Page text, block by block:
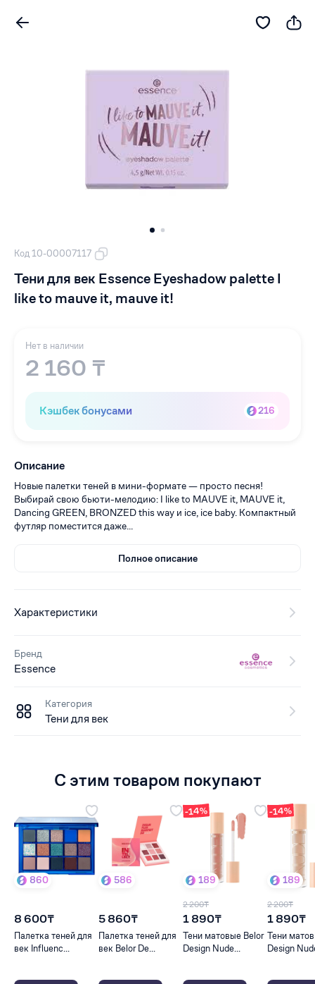
Код 10-00007117
Тени для век Essence Eyeshadow palette I
like to mauve it, mauve it!
Нет в наличии
2 160 ₸
Кэшбек бонусами 216
Описание
Новые палетки теней в мини-формате — просто песня!
Выбирай свою бьюти-мелодию: I like to MAUVE it, MAUVE it,
Dancing GREEN, BRONZED this way и ice, ice baby. Компактный
футляр поместится даже...
Полное описание
Характеристики
Бренд
Essence
Категория
Тени для век
С этим товаром покупают
860
8 600₸
Палетка теней для
век Influenc...
586
5 860₸
Палетка теней для
век Belor De...
-14%
189
2 200₸
1 890₸
Тени матовые Belor
Design Nude...
-14%
189
2 200₸
1 890₸
Тени
Design